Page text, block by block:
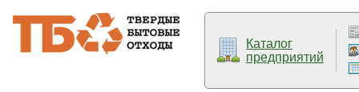
Каталог
предприятий